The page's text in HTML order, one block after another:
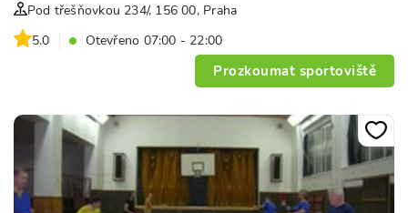
Pod třešňovkou 234/, 156 00, Praha
5.0
Otevřeno 07:00 - 22:00
Prozkoumat sportoviště